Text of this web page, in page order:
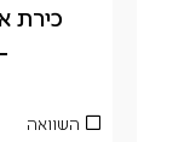
השוואה